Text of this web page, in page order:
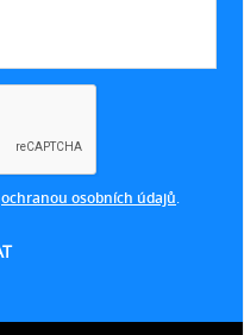
ochranou osobních údajů